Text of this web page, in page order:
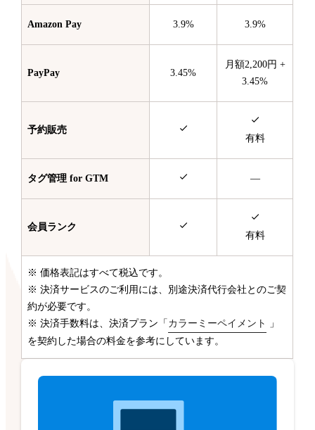
Amazon Pay 3.9% 3.9%
PayPay 3.45%
月額2,200円 +
3.45%
予約販売
有料
タグ管理 for GTM —
会員ランク
有料
※ 価格表記はすべて税込です。
※ 決済サービスのご利用には、別途決済代行会社とのご契
約が必要です。
※ 決済手数料は、決済プラン「 カラーミーペイメント
」
を契約した場合の料金を参考にしています。